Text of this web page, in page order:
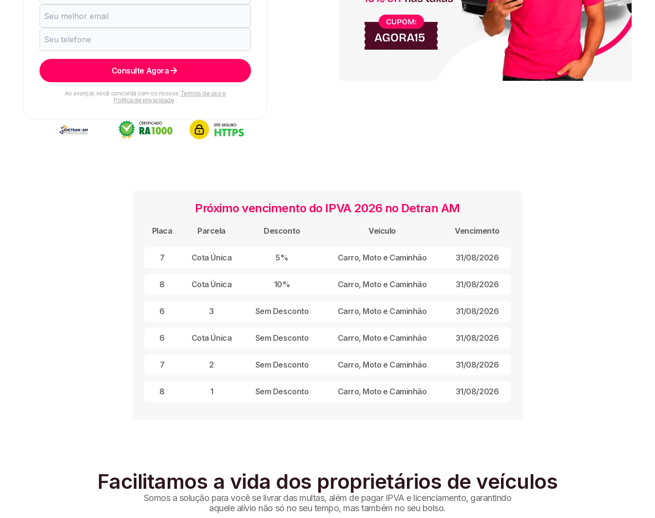
Consulte Agora
Ao avançar, você concorda com os nossos Termos de uso e
Política de privacidade .
Próximo vencimento do IPVA 2026 no Detran AM
Placa Parcela Desconto Veículo Vencimento
7 Cota Única 5% Carro, Moto e Caminhão 31/08/2026
8 Cota Única 10% Carro, Moto e Caminhão 31/08/2026
6 3 Sem Desconto Carro, Moto e Caminhão 31/08/2026
6 Cota Única Sem Desconto Carro, Moto e Caminhão 31/08/2026
7 2 Sem Desconto Carro, Moto e Caminhão 31/08/2026
8 1 Sem Desconto Carro, Moto e Caminhão 31/08/2026
Facilitamos a vida dos proprietários de veículos
Somos a solução para você se livrar das multas, além de pagar IPVA e licenciamento, garantindo
aquele alívio não só no seu tempo, mas também no seu bolso.